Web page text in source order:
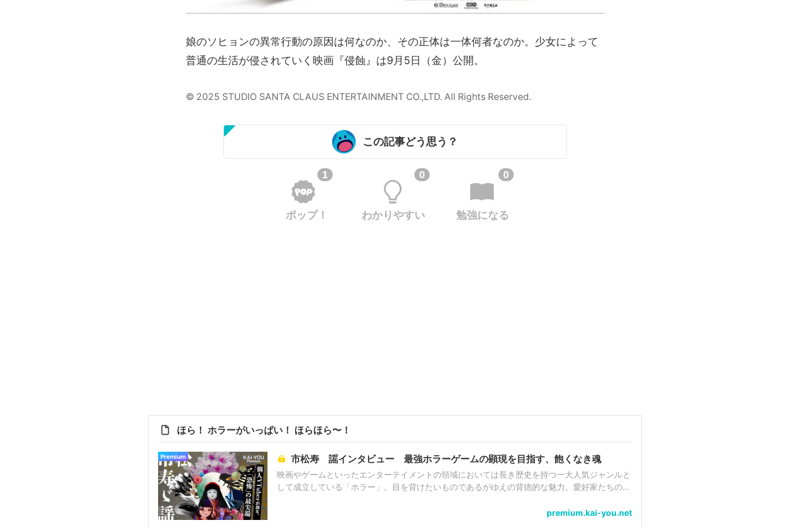
娘のソヒョンの異常行動の原因は何なのか、その正体は一体何者なのか。少女によって
普通の生活が侵されていく映画『侵蝕』は9月5日（金）公開。
© 2025 STUDIO SANTA CLAUS ENTERTAINMENT CO.,LTD. All Rights Reserved.
この記事どう思う？
1
ポップ！
0
わかりやすい
0
勉強になる
ほら！ ホラーがいっぱい！ ほらほら〜！
Premium 市松寿ゞ謡インタビュー 最強ホラーゲームの顕現を目指す、飽くなき魂
映画やゲームといったエンターテイメントの領域においては長き歴史を持つ一大人気ジャンルと
して成立している「ホラー」。目を背けたいものであるがゆえの背徳的な魅力。愛好家たちの胸
premium.kai-you.net